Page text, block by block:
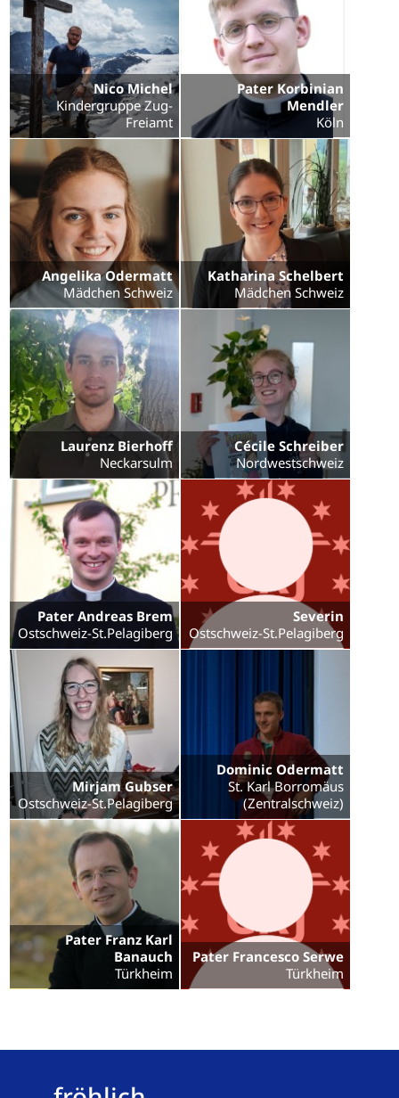
Nico Michel
Kindergruppe Zug-
Freiamt
Pater Korbinian
Mendler
Köln
Angelika Odermatt
Mädchen Schweiz
Katharina Schelbert
Mädchen Schweiz
Laurenz Bierhoff
Neckarsulm
Cécile Schreiber
Nordwestschweiz
Pater Andreas Brem
Ostschweiz-St.Pelagiberg
Severin
Ostschweiz-St.Pelagiberg
Mirjam Gubser
Ostschweiz-St.Pelagiberg
Dominic Odermatt
St. Karl Borromäus
(Zentralschweiz)
Pater Franz Karl
Banauch
Türkheim
Pater Francesco Serwe
Türkheim